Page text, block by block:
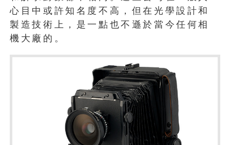
心目中或許知名度不高，但在光學設計和
製造技術上，是一點也不遜於當今任何相
機大廠的。